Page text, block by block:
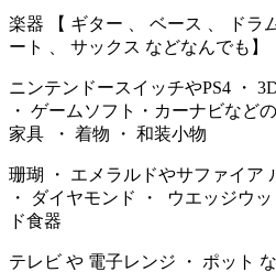
楽器 【 ギター 、 ベース 、 ドラ
ート 、 サックス などなんでも】
ニンテンドースイッチやPS4 ・
・ ゲームソフト・カーナビなど
家具 ・ 着物 ・ 和装小物
珊瑚 ・ エメラルドやサファイア
・ ダイヤモンド ・ ウエッジウ
ド食器
テレビ や 電子レンジ ・ ポット